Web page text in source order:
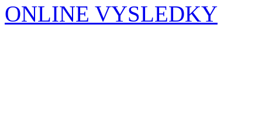
ONLINE VYSLEDKY